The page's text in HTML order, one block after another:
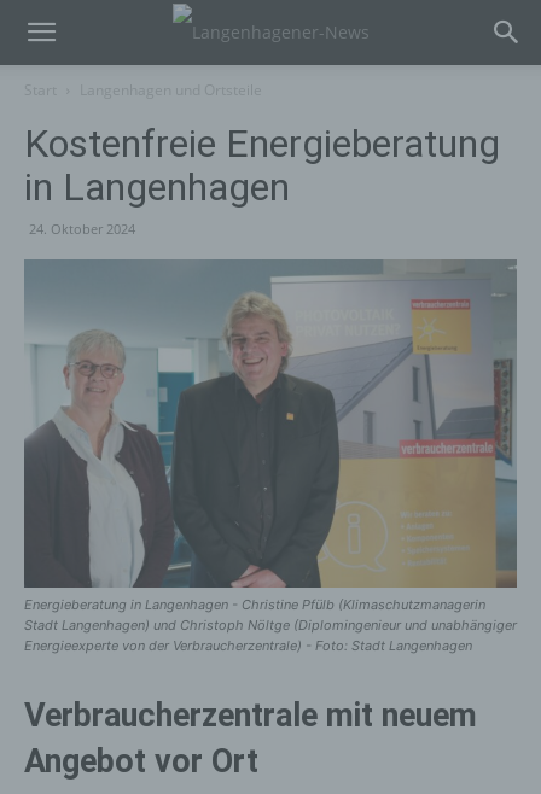
Kostenfreie Energieberatung
in Langenhagen
24. Oktober 2024
Energieberatung in Langenhagen - Christine Pfülb (Klimaschutzmanagerin
Stadt Langenhagen) und Christoph Nöltge (Diplomingenieur und unabhängiger
Energieexperte von der Verbraucherzentrale) - Foto: Stadt Langenhagen
Verbraucherzentrale mit neuem
Angebot vor Ort